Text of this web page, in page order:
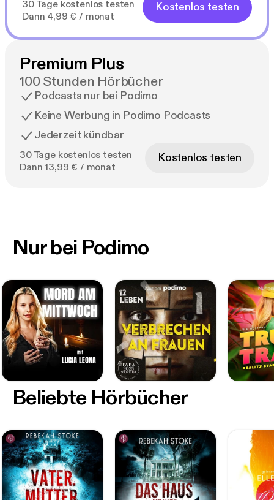
30 Tage kostenlos testen
Dann 4,99 € / monat
Kostenlos testen
Premium Plus
100 Stunden Hörbücher
Podcasts nur bei Podimo
Keine Werbung in Podimo Podcasts
Jederzeit kündbar
30 Tage kostenlos testen
Dann 13,99 € / monat
Kostenlos testen
Nur bei Podimo
Beliebte Hörbücher